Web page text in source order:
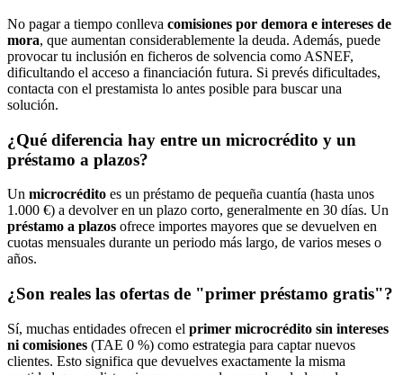
No pagar a tiempo conlleva comisiones por demora e intereses de
mora, que aumentan considerablemente la deuda. Además, puede
provocar tu inclusión en ficheros de solvencia como ASNEF,
dificultando el acceso a financiación futura. Si prevés dificultades,
contacta con el prestamista lo antes posible para buscar una
solución.
¿Qué diferencia hay entre un microcrédito y un
préstamo a plazos?
Un microcrédito es un préstamo de pequeña cuantía (hasta unos
1.000 €) a devolver en un plazo corto, generalmente en 30 días. Un
préstamo a plazos ofrece importes mayores que se devuelven en
cuotas mensuales durante un periodo más largo, de varios meses o
años.
¿Son reales las ofertas de "primer préstamo gratis"?
Sí, muchas entidades ofrecen el primer microcrédito sin intereses
ni comisiones (TAE 0 %) como estrategia para captar nuevos
clientes. Esto significa que devuelves exactamente la misma